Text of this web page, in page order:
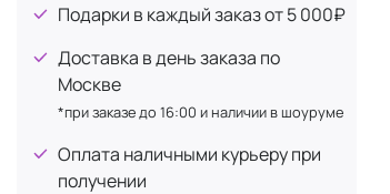
Подарки в каждый заказ от 5 000₽
Доставка в день заказа по
Москве
*при заказе до 16:00 и наличии в шоуруме
Оплата наличными курьеру при
получении